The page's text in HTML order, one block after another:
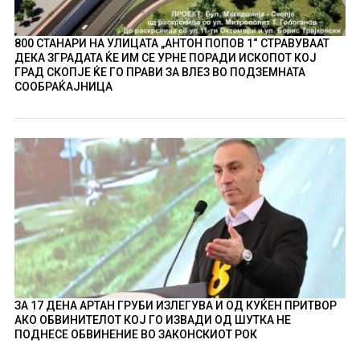
800 СТАНАРИ НА УЛИЦАТА „АНТОН ПОПОВ 1“ СТРАВУВААТ
ДЕКА ЗГРАДАТА ЌЕ ИМ СЕ УРНЕ ПОРАДИ ИСКОПОТ КОЈ
ГРАД СКОПЈЕ ЌЕ ГО ПРАВИ ЗА ВЛЕЗ ВО ПОДЗЕМНАТА
СООБРАЌАЈНИЦА
ЗА 17 ДЕНА АРТАН ГРУБИ ИЗЛЕГУВА И ОД КУЌЕН ПРИТВОР
АКО ОБВИНИТЕЛОТ КОЈ ГО ИЗВАДИ ОД ШУТКА НЕ
ПОДНЕСЕ ОБВИНЕНИЕ ВО ЗАКОНСКИОТ РОК